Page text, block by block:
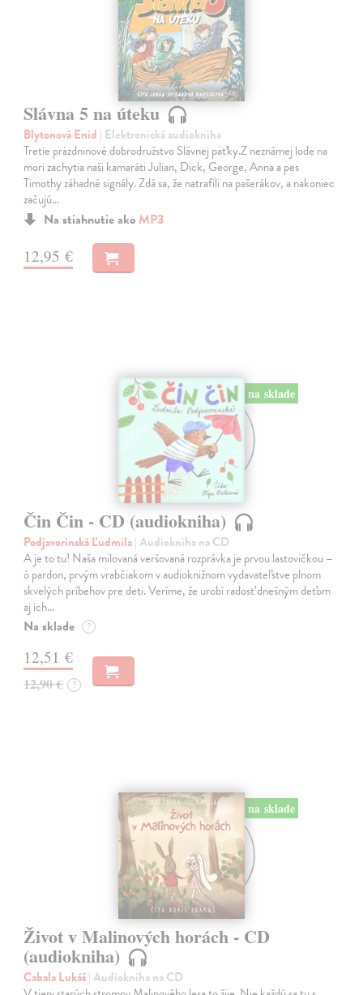
Slávna 5 na úteku
Blytonová Enid | Elektronická audiokniha
Tretie prázdninové dobrodružstvo Slávnej päťky.Z neznámej lode na
mori zachytia naši kamaráti Julian, Dick, George, Anna a pes
Timothy záhadné signály. Zdá sa, že natrafili na pašerákov, a nakoniec
začujú…
Na stiahnutie ako MP3
12,95 €
na sklade
Čin Čin - CD (audiokniha)
Podjavorinská Ľudmila| Audiokniha na CD
A je to tu! Naša milovaná veršovaná rozprávka je prvou lastovičkou –
ó pardon, prvým vrabčiakom v audioknižnom vydavateľstve plnom
skvelých príbehov pre deti. Veríme, že urobí radosť dnešným deťom
aj ich…
Na sklade ?
12,51 €
12,90 € ?
na sklade
Život v Malinových horách - CD
(audiokniha)
Cabala Lukáš| Audiokniha na CD